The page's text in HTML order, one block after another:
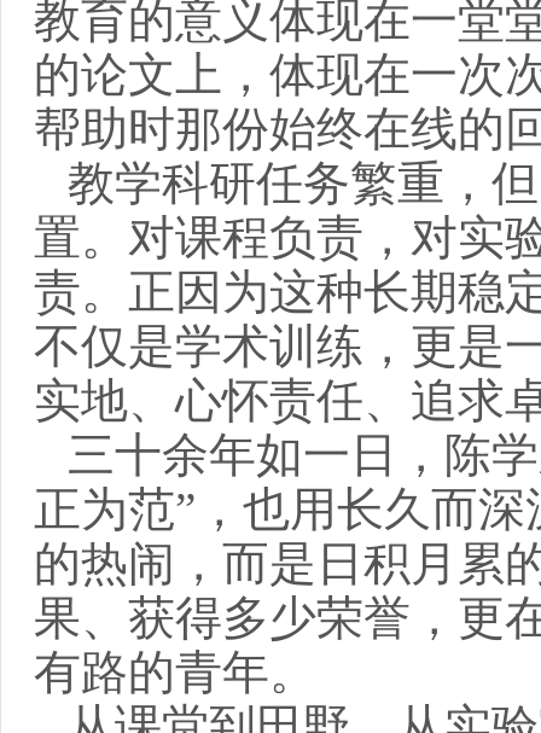
教育的意义体现在一堂
的论文上，体现在一次
帮助时那份始终在线的
教学科研任务繁重，
置。对课程负责，对实
责。正因为这种长期稳
不仅是学术训练，更是
实地、心怀责任、追求
三十余年如一日，陈
正为范”，也用长久而
的热闹，而是日积月累
果、获得多少荣誉，更
有路的青年。